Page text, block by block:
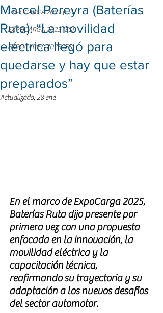
EXPOCARGA 2021 (ES)
EXPOCARGA 2023 (ES)
EXPOCARGA 2025 (ES)
Marcel Pereyra (Baterías
Ruta): “La movilidad
eléctrica llegó para
quedarse y hay que estar
preparados”
Actualizado:28 ene
En el marco de ExpoCarga 2025,
Baterías Ruta dijo presente por
primera vez con una propuesta
enfocada en la innovación, la
movilidad eléctrica y la
capacitación técnica,
reafirmando su trayectoria y su
adaptación a los nuevos desafíos
del sector automotor.